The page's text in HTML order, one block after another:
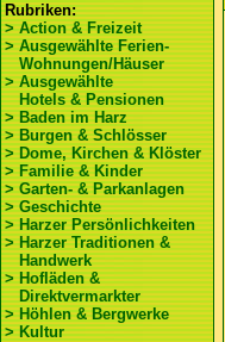
Rubriken:
> Action & Freizeit
> Ausgewählte Ferien-
Wohnungen/Häuser
> Ausgewählte
Hotels & Pensionen
> Baden im Harz
> Burgen & Schlösser
> Dome, Kirchen & Klöster
> Familie & Kinder
> Garten- & Parkanlagen
> Geschichte
> Harzer Persönlichkeiten
> Harzer Traditionen &
Handwerk
> Hofläden &
Direktvermarkter
> Höhlen & Bergwerke
> Kultur